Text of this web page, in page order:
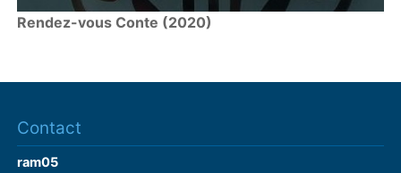
Rendez-vous Conte (2020)
Contact
ram05